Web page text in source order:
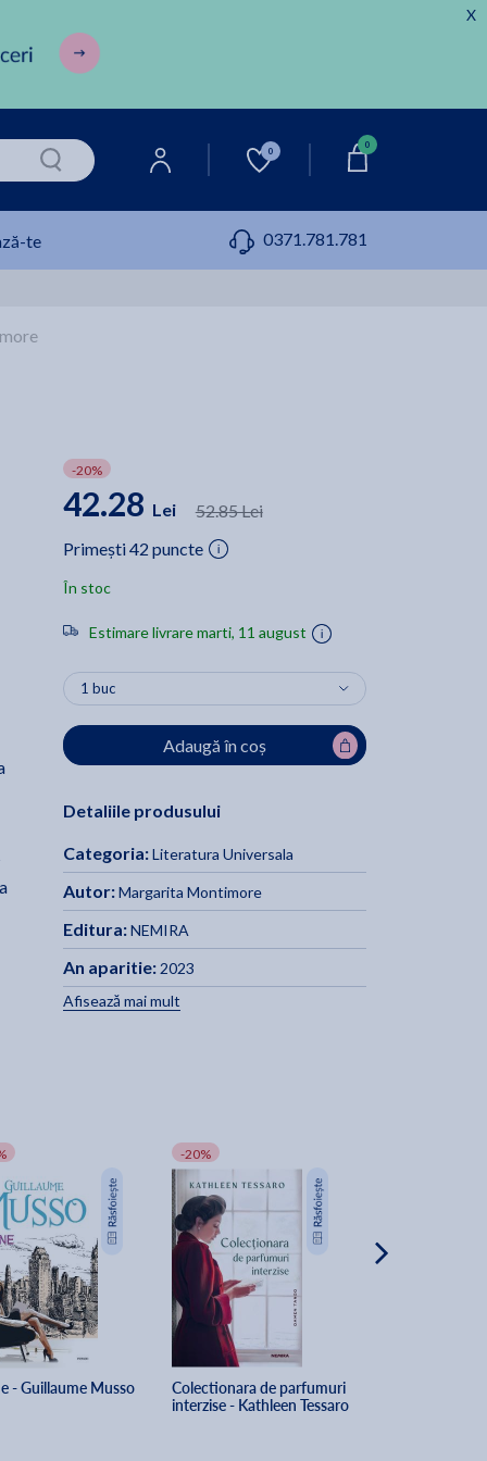
X
0
0
te 0371.781.781
-20%
42.28 Lei
52.85 Lei
Primești 42 puncte
În stoc
Estimare livrare marti, 11 august
Adaugă în coș
Detaliile produsului
Categoria:Literatura Universala
Autor:Margarita Montimore
Editura:NEMIRA
An aparitie:2023
Afisează mai mult
- Guillaume Musso
-20%
Colectionara de parfumuri
interzise - Kathleen Tessaro